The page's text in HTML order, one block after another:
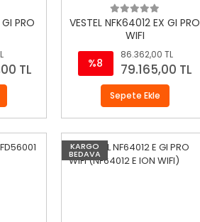
PRO
TL
VESTEL NFK64012 EX GI PRO
WIFI
%8
86.362,00 TL
79.165,00 TL
Sepete Ekle
KARGO
BEDAVA